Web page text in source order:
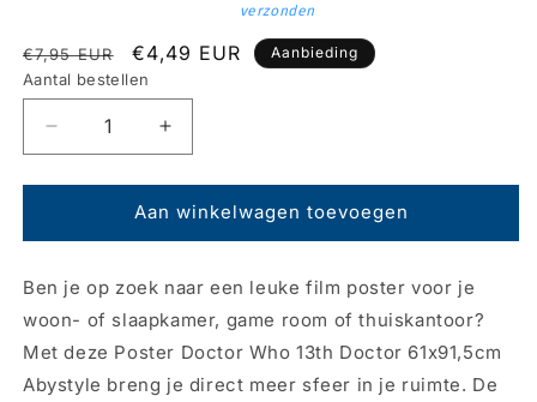
verzonden
Normale
prijs
€7,95 EUR Aanbiedingsprijs
€4,49 EUR Aanbieding
Aantal bestellen
Aantal
verlagen
voor
Doctor
-
13th
61x91,5cm
Abystyle
Aantal
verhogen
voor
Poster
Doctor
-
13th
Doctor
61x91,5cm
Abystyle
Aan winkelwagen toevoegen
Ben je op zoek naar een leuke film poster voor je
woon- of slaapkamer, game room of thuiskantoor?
Met deze Poster Doctor Who 13th Doctor 61x91,5cm
Abystyle breng je direct meer sfeer in je ruimte. De